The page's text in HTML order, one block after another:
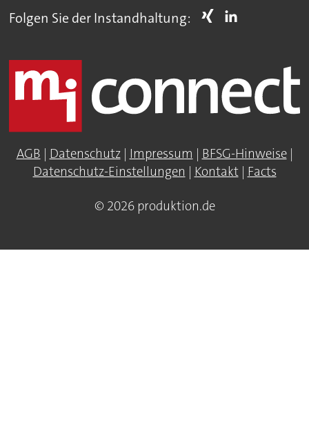
Folgen Sie der Instandhaltung:
AGB | Datenschutz| Impressum | BFSG-Hinweise|
Datenschutz-Einstellungen | Kontakt| Facts
© 2026 produktion.de